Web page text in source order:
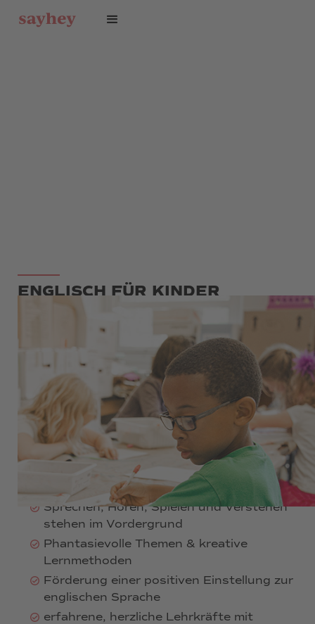
ENGLISCH FÜR KINDER
190 €
Ferienkurs Englisch für Kinder von 8 bis
14 Jahren
12 Unterrichtsstunden an 4 Tagen - mit
Spaß und viel Freude
altersgerechte Gruppen, eingeteilt nach
Vorkenntnissen und Alter
Sprechen, Hören, Spielen und Verstehen
stehen im Vordergrund
Phantasievolle Themen & kreative
Lernmethoden
Förderung einer positiven Einstellung zur
englischen Sprache
erfahrene, herzliche Lehrkräfte mit